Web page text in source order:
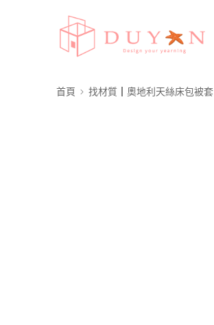
首頁 找材質┃奧地利天絲床包被套